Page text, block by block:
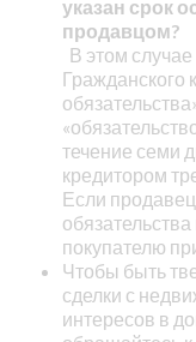
указан срок
продавцом?
В этом
Гражданского
течение семи
кредитором
Если
покупателю
Чтобы быть
сделки с
интересов в